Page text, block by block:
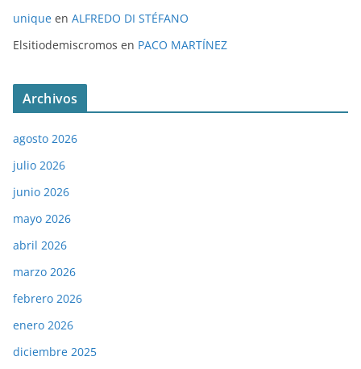
unique en ALFREDO DI STÉFANO
Elsitiodemiscromos en PACO MARTÍNEZ
Archivos
agosto 2026
julio 2026
junio 2026
mayo 2026
abril 2026
marzo 2026
febrero 2026
enero 2026
diciembre 2025